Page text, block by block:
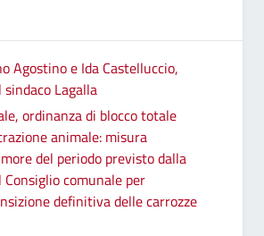
Agostino e Ida Castelluccio,
Lagalla
ordinanza di blocco totale
animale: misura
del periodo previsto dalla
comunale per
definitiva delle carrozze